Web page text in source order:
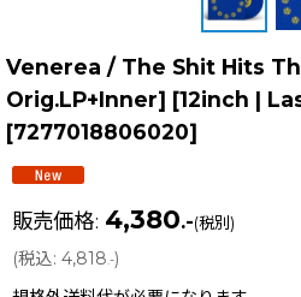
Venerea / The Shit Hits
Orig.LP+Inner] [12inch |
[7277018806020]
販売価格: 4,380.-(税別)
(税込: 4,818.-)